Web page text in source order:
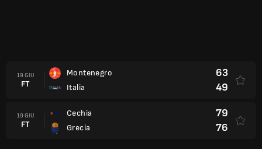
19 GIU
FT
Montenegro
Italia
63
49
19 GIU
FT
Cechia
Grecia
79
76